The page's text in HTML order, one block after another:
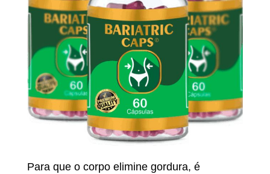
Para que o corpo elimine gordura, é